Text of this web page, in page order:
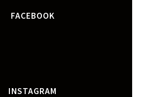
FACEBOOK
INSTAGRAM